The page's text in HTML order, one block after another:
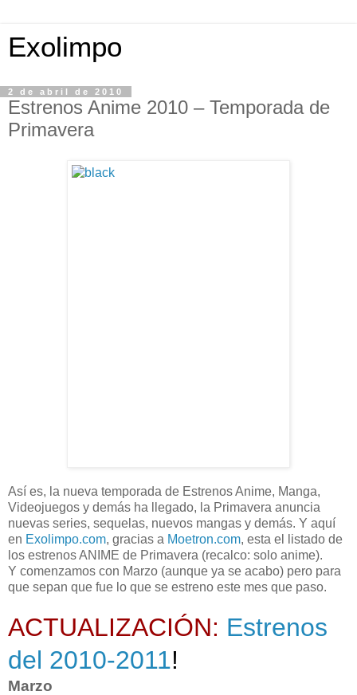
Exolimpo
2 de abril de 2010
Estrenos Anime 2010 – Temporada de
Primavera
Así es, la nueva temporada de Estrenos Anime, Manga,
Videojuegos y demás ha llegado, la Primavera anuncia
nuevas series, sequelas, nuevos mangas y demás. Y aquí
en Exolimpo.com, gracias a Moetron.com, esta el listado de
los estrenos ANIME de Primavera (recalco: solo anime).
Y comenzamos con Marzo (aunque ya se acabo) pero para
que sepan que fue lo que se estreno este mes que paso.
ACTUALIZACIÓN: Estrenos
del 2010-2011!
Marzo